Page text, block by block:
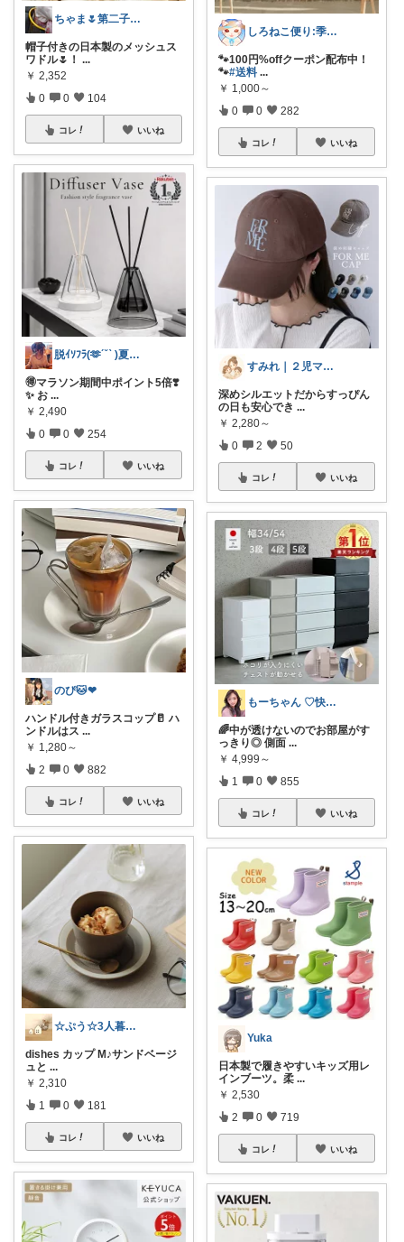
ちゃま🌷第二子妊娠中
帽子付きの日本製のメッシュス
ワドル🌷！ ...
￥ 2,352
0 0 104
コレ いいね
脱ｲｿﾌﾗ(🫶´˘` )夏だぜ♡
🉐マラソン期間中ポイント5倍❣️
✨️ お ...
￥ 2,490
0 0 254
コレ いいね
のぴ🐱‪‪❤︎‬
ハンドル付きガラスコップ🥛 ハ
ンドルはス ...
￥ 1,280～
2 0 882
コレ いいね
☆ぷう☆3人暮らしの小さな家
dishes カップ M♪サンドベージ
ュと ...
￥ 2,310
1 0 181
コレ いいね
しろねこ便り:季節のおすすめ
🐾100円%offクーポン配布中！
🐾#送料 ...
￥ 1,000～
0 0 282
コレ いいね
すみれ｜２児ママの推しアイテム
深めシルエットだからすっぴん
の日も安心でき ...
￥ 2,280～
0 2 50
コレ いいね
もーちゃん ♡快適生活~旅行大好き🌈✨
🌈中が透けないのでお部屋がす
っきり◎ 側面 ...
￥ 4,999～
1 0 855
コレ いいね
Yuka
日本製で履きやすいキッズ用レ
インブーツ。柔 ...
￥ 2,530
2 0 719
コレ いいね